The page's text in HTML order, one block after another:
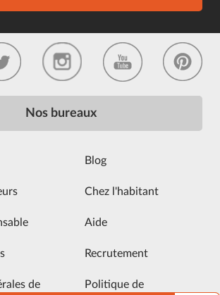
Nos bureaux
Blog
Chez l'habitant
Aide
Recrutement
de Politique de